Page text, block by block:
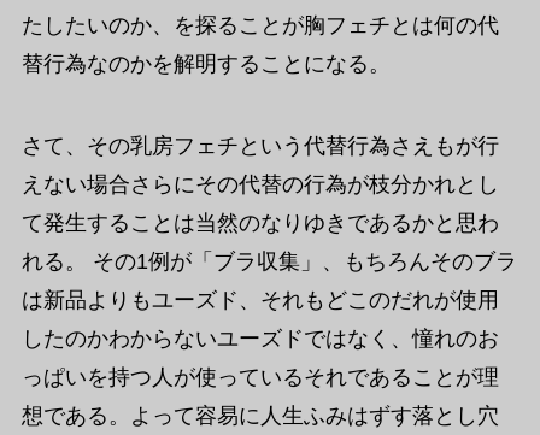
たしたいのか、を探ることが胸フェチとは何の代
替行為なのかを解明することになる。
さて、その乳房フェチという代替行為さえもが行
えない場合さらにその代替の行為が枝分かれとし
て発生することは当然のなりゆきであるかと思わ
れる。 その1例が「ブラ収集」、もちろんそのブラ
は新品よりもユーズド、それもどこのだれが使用
したのかわからないユーズドではなく、憧れのお
っぱいを持つ人が使っているそれであることが理
想である。よって容易に人生ふみはずす落とし穴